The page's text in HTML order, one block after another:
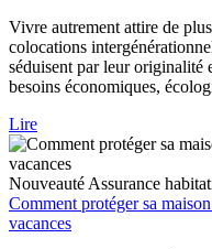
Vivre autrement attire de
colocations
séduisent par leur originalité
besoins économiques,
Lire
Nouveauté Assurance
Comment protéger sa
vacances